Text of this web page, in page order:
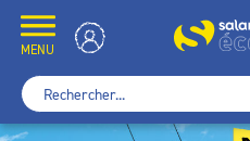
content
MENU
École
Rechercher :